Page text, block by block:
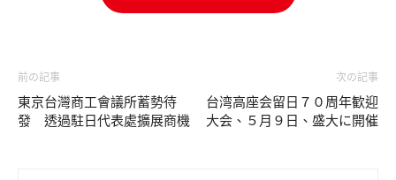
前の記事
東京台灣商工會議所蓄勢待
發 透過駐日代表處擴展商機
次の記事
台湾高座会留日７０周年歓迎
大会、５月９日、盛大に開催